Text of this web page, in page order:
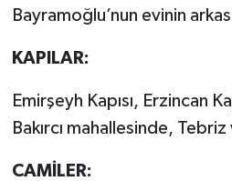
Bayramoğlu’nun evinin
KAPILAR:
Emirşeyh Kapısı, Erzincan
Bakırcı mahallesinde,
CAMİLER: